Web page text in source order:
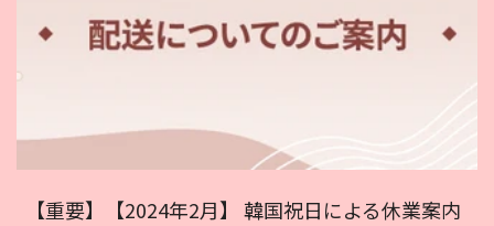
【重要】【2024年2月】 韓国祝日による休業案内